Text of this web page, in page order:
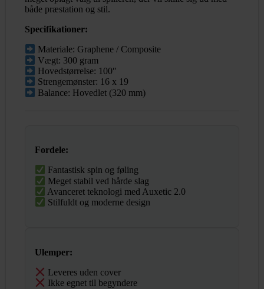
både præstation og stil.
Specifikationer:
Materiale: Graphene / Composite
Vægt: 300 gram
Hovedstørrelse: 100″
Strengemønster: 16 x 19
Balance: Hovedlet (320 mm)
Fordele:
Fantastisk spin og føling
Meget stabil ved hårde slag
Avanceret teknologi med Auxetic 2.0
Stilfuldt og moderne design
Ulemper:
Leveres uden cover
Ikke egnet til begyndere